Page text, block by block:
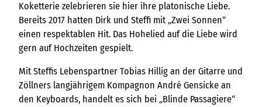
Koketterie zelebrieren sie hier ihre platonische Liebe.
Bereits 2017 hatten Dirk und Steffi mit „Zwei Sonnen“
einen respektablen Hit. Das Hohelied auf die Liebe wird
gern auf Hochzeiten gespielt.
Mit Steffis Lebenspartner Tobias Hillig an der Gitarre und
Zöllners langjährigem Kompagnon André Gensicke an
den Keyboards, handelt es sich bei „Blinde Passagiere“